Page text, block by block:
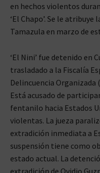
en hechos violentos
‘El Chapo’. Se le
Tamazula en marzo de
‘El Nini’ fue detenido en
trasladado a la Fiscalía
Delincuencia Organizada
Está acusado de
fentanilo hacia Estados
violentas. La jueza
extradición inmediata a
suspensión tiene como
estado actual. La
extradición de Ovidio